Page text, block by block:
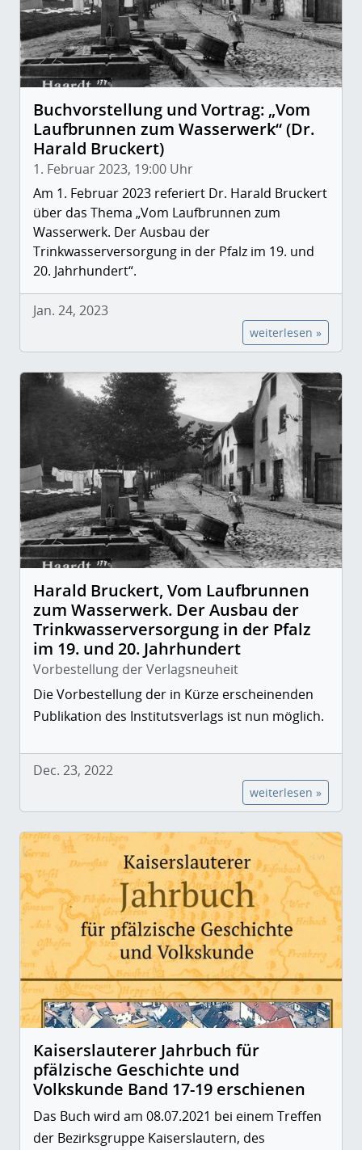
Buchvorstellung und Vortrag: „Vom
Laufbrunnen zum Wasserwerk“ (Dr.
Harald Bruckert)
1. Februar 2023, 19:00 Uhr
Am 1. Februar 2023 referiert Dr. Harald Bruckert
über das Thema „Vom Laufbrunnen zum
Wasserwerk. Der Ausbau der
Trinkwasserversorgung in der Pfalz im 19. und
20. Jahrhundert“.
Jan. 24, 2023
weiterlesen »
Harald Bruckert, Vom Laufbrunnen
zum Wasserwerk. Der Ausbau der
Trinkwasserversorgung in der Pfalz
im 19. und 20. Jahrhundert
Vorbestellung der Verlagsneuheit
Die Vorbestellung der in Kürze erscheinenden
Publikation des Institutsverlags ist nun möglich.
Dec. 23, 2022
weiterlesen »
Kaiserslauterer Jahrbuch für
pfälzische Geschichte und
Volkskunde Band 17-19 erschienen
Das Buch wird am 08.07.2021 bei einem Treffen
der Bezirksgruppe Kaiserslautern, des